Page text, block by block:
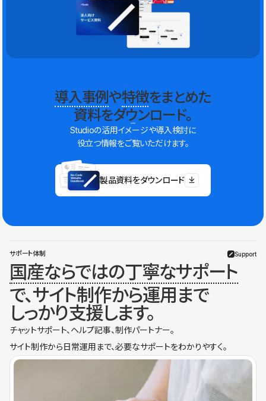
導入事例や特徴をまとめた
資料をダウンロード。
Studioの活用イメージや導入検討に
役立つ情報をご覧いただけます。
製品資料をダウンロード
サポート体制 Support
国産ならではの丁寧なサポート
で、サイト制作から運用まで
しっかり支援します。
チャットサポート、ヘルプ記事、制作パートナー。
サイト制作から日常運用まで、必要なサポートをわかりやすく。